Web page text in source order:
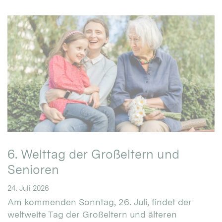
6. Welttag der Großeltern und
Senioren
24. Juli 2026
Am kommenden Sonntag, 26. Juli, findet der
weltweite Tag der Großeltern und älteren